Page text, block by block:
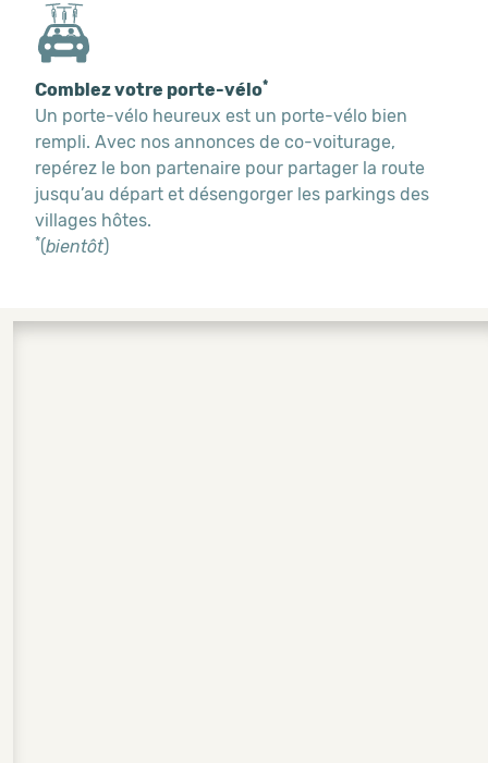
Comblez votre porte-vélo*
Un porte-vélo heureux est un porte-vélo bien
rempli. Avec nos annonces de co-voiturage,
repérez le bon partenaire pour partager la route
jusqu’au départ et désengorger les parkings des
villages hôtes.
*(bientôt)